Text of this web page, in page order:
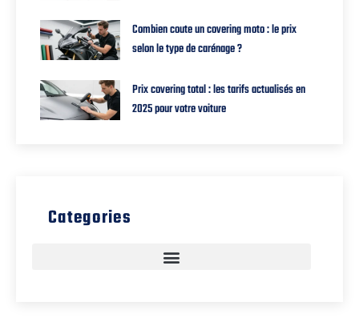
Combien coute un covering moto : le prix
selon le type de carénage ?
Prix covering total : les tarifs actualisés en
2025 pour votre voiture
Categories